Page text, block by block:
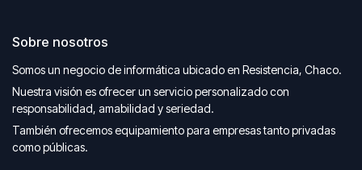
Sobre nosotros
Somos un negocio de informática ubicado en Resistencia, Chaco.
Nuestra visión es ofrecer un servicio personalizado con
responsabilidad, amabilidad y seriedad.
También ofrecemos equipamiento para empresas tanto privadas
como públicas.